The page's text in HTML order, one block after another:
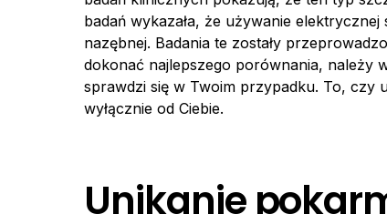
badań wykazała, że używanie
nazębnej. Badania te zostały
dokonać najlepszego porównania, należy
sprawdzi się w Twoim przypadku. To, czy
wyłącznie od Ciebie.
Unikanie